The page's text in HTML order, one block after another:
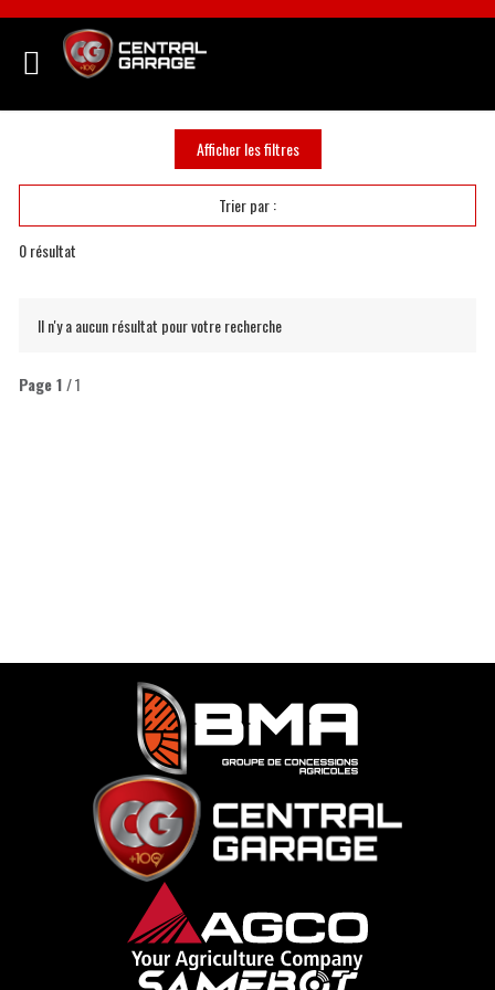
0 résultat
Trier par :
Afficher les filtres
Il n'y a aucun résultat pour votre recherche
Page 1 / 1